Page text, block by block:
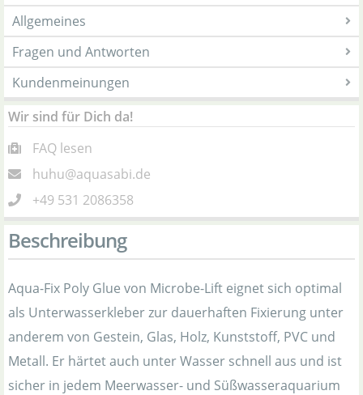
Allgemeines
Fragen und Antworten
Kundenmeinungen
Wir sind für Dich da!
FAQ lesen
huhu@aquasabi.de
+49 531 2086358
Beschreibung
Aqua-Fix Poly Glue von Microbe-Lift eignet sich optimal
als Unterwasserkleber zur dauerhaften Fixierung unter
anderem von Gestein, Glas, Holz, Kunststoff, PVC und
Metall. Er härtet auch unter Wasser schnell aus und ist
sicher in jedem Meerwasser- und Süßwasseraquarium